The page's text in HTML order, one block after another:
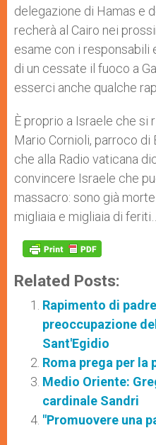
delegazione di Hamas e
recherà al Cairo nei
esame con i responsabili
di un cessate il fuoco a
esserci anche qualche
È proprio a Israele che si
Mario Cornioli, parroco di
che alla Radio vaticana
convincere Israele che
massacro: sono già
migliaia e migliaia di
Related Posts:
Rapimento di
preoccupazione
Sant'Egidio
Roma prega per la
Medio Oriente:
cardinale Sandri
"Promuovere una